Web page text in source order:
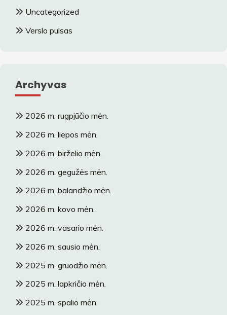
Uncategorized
Verslo pulsas
Archyvas
2026 m. rugpjūčio mėn.
2026 m. liepos mėn.
2026 m. birželio mėn.
2026 m. gegužės mėn.
2026 m. balandžio mėn.
2026 m. kovo mėn.
2026 m. vasario mėn.
2026 m. sausio mėn.
2025 m. gruodžio mėn.
2025 m. lapkričio mėn.
2025 m. spalio mėn.